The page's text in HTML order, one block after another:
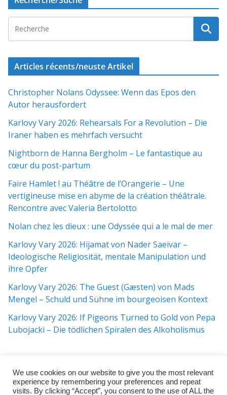
Articles récents/neuste Artikel
Christopher Nolans Odyssee: Wenn das Epos den
Autor herausfordert
Karlovy Vary 2026: Rehearsals For a Revolution – Die
Iraner haben es mehrfach versucht
Nightborn de Hanna Bergholm – Le fantastique au
cœur du post-partum
Faire Hamlet ! au Théâtre de l’Orangerie – Une
vertigineuse mise en abyme de la création théâtrale.
Rencontre avec Valeria Bertolotto
Nolan chez les dieux : une Odyssée qui a le mal de mer
Karlovy Vary 2026: Hijamat von Nader Saeivar​​ –
Ideologische Religiosität, mentale Manipulation und
ihre Opfer
Karlovy Vary 2026: The Guest (Gæsten) von Mads
Mengel – Schuld und Sühne im bourgeoisen Kontext
Karlovy Vary 2026: If Pigeons Turned to Gold von Pepa
Lubojacki – Die tödlichen Spiralen des Alkoholismus
We use cookies on our website to give you the most relevant
experience by remembering your preferences and repeat
visits. By clicking “Accept”, you consent to the use of ALL the